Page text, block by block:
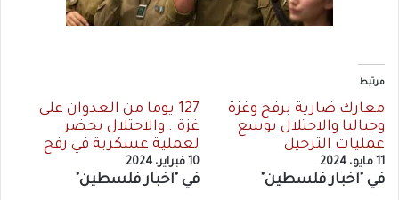
مرتبط
معارك ضارية برفح وغزة
وجباليا والاحتلال يوسع
عمليات الترحيل
11 مايو، 2024
في "أخبار فلسطين"
127 يوما من العدوان على
غزة.. والاحتلال يحضر
لعملية عسكرية في رفح
10 فبراير، 2024
في "أخبار فلسطين"